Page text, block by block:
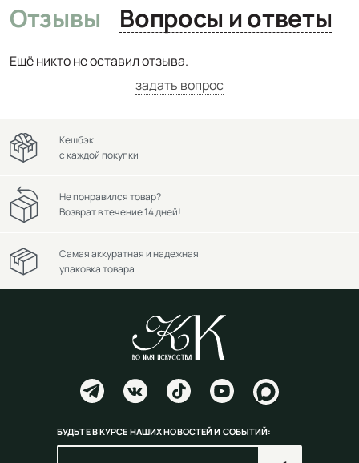
Отзывы Вопросы и ответы
Ещё никто не оставил отзыва.
задать вопрос
Кешбэк
с каждой покупки
Не понравился товар?
Возврат в течение 14 дней!
Самая аккуратная и надежная
упаковка товара
БУДЬТЕ В КУРСЕ НАШИХ НОВОСТЕЙ И СОБЫТИЙ: